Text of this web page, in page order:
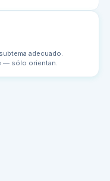
adecuado.
— sólo orientan.